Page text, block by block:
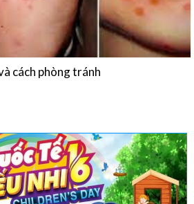
hồi chức năng: “Phục hồi tận